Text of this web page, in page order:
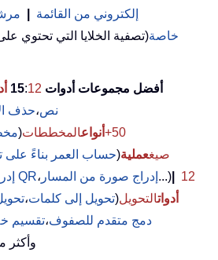
إلكتروني من القائمة
خاصة(تصفية الخلايا التي
أفضل مجموعات أدوات 15 :12
نص،حذف
50+
أنواعالمخططات(
صيغعملية(حساب العمر بناءً على
إدراج رمز QR، إدراج صورة من المسار ...)
12
أدواتالتحويل(تحويل إلى كلمات،
دمج متقدم للصفوف،تقسيم
...